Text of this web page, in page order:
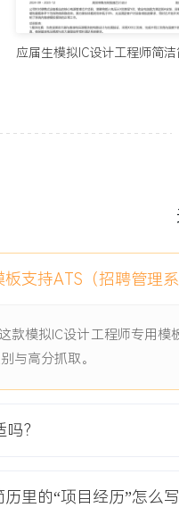
一次性通过硅片验证，未出现
工艺，面临多相均流精度、大
负责电流平衡环路与误差放
压恢复时间小于XXX us。
统级仿真环境，验证多相并联
支持ATS（招聘管理
款模拟IC设计工程师专用
与高分抓取。
？
里的“项目经历”怎么